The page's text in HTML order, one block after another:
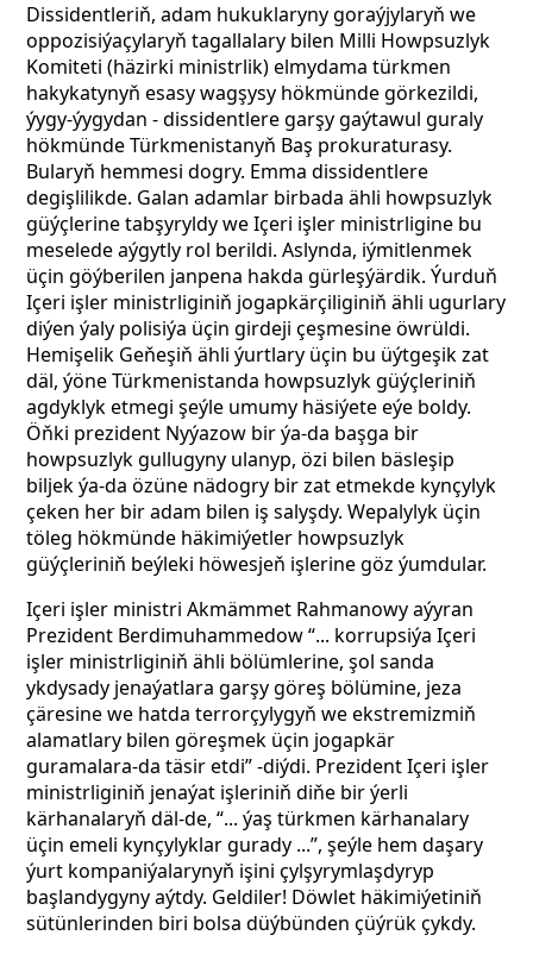
Dissidentleriň, adam hukuklaryny goraýjylaryň we
oppozisiýaçylaryň tagallalary bilen Milli Howpsuzlyk
Komiteti (häzirki ministrlik) elmydama türkmen
hakykatynyň esasy wagşysy hökmünde görkezildi,
ýygy-ýygydan - dissidentlere garşy gaýtawul guraly
hökmünde Türkmenistanyň Baş prokuraturasy.
Bularyň hemmesi dogry. Emma dissidentlere
degişlilikde. Galan adamlar birbada ähli howpsuzlyk
güýçlerine tabşyryldy we Içeri işler ministrligine bu
meselede aýgytly rol berildi. Aslynda, iýmitlenmek
üçin göýberilen janpena hakda gürleşýärdik. Ýurduň
Içeri işler ministrliginiň jogapkärçiliginiň ähli ugurlary
diýen ýaly polisiýa üçin girdeji çeşmesine öwrüldi.
Hemişelik Geňeşiň ähli ýurtlary üçin bu üýtgeşik zat
däl, ýöne Türkmenistanda howpsuzlyk güýçleriniň
agdyklyk etmegi şeýle umumy häsiýete eýe boldy.
Öňki prezident Nyýazow bir ýa-da başga bir
howpsuzlyk gullugyny ulanyp, özi bilen bäsleşip
biljek ýa-da özüne nädogry bir zat etmekde kynçylyk
çeken her bir adam bilen iş salyşdy. Wepalylyk üçin
töleg hökmünde häkimiýetler howpsuzlyk
güýçleriniň beýleki höwesjeň işlerine göz ýumdular.
Içeri işler ministri Akmämmet Rahmanowy aýyran
Prezident Berdimuhammedow “... korrupsiýa Içeri
işler ministrliginiň ähli bölümlerine, şol sanda
ykdysady jenaýatlara garşy göreş bölümine, jeza
çäresine we hatda terrorçylygyň we ekstremizmiň
alamatlary bilen göreşmek üçin jogapkär
guramalara-da täsir etdi” -diýdi. Prezident Içeri işler
ministrliginiň jenaýat işleriniň diňe bir ýerli
kärhanalaryň däl-de, “... ýaş türkmen kärhanalary
üçin emeli kynçylyklar gurady ...”, şeýle hem daşary
ýurt kompaniýalarynyň işini çylşyrymlaşdyryp
başlandygyny aýtdy. Geldiler! Döwlet häkimiýetiniň
sütünlerinden biri bolsa düýbünden çüýrük çykdy.